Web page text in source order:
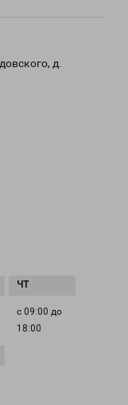
д.
с 09:00 до
18:00